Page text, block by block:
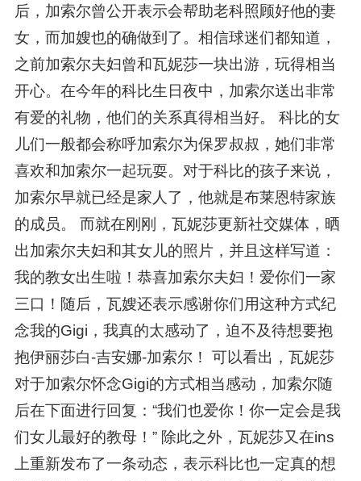
后，加索尔曾公开表示会帮助老科照顾好他的妻
女，而加嫂也的确做到了。相信球迷们都知道，
之前加索尔夫妇曾和瓦妮莎一块出游，玩得相当
开心。在今年的科比生日夜中，加索尔送出非常
有爱的礼物，他们的关系真得相当好。 科比的女
儿们一般都会称呼加索尔为保罗叔叔，她们非常
喜欢和加索尔一起玩耍。对于科比的孩子来说，
加索尔早就已经是家人了，他就是布莱恩特家族
的成员。 而就在刚刚，瓦妮莎更新社交媒体，晒
出加索尔夫妇和其女儿的照片，并且这样写道：
我的教女出生啦！恭喜加索尔夫妇！爱你们一家
三口！随后，瓦嫂还表示感谢你们用这种方式纪
念我的Gigi，我真的太感动了，迫不及待想要抱
抱伊丽莎白-吉安娜-加索尔！ 可以看出，瓦妮莎
对于加索尔怀念Gigi的方式相当感动，加索尔随
后在下面进行回复：“我们也爱你！你一定会是我
们女儿最好的教母！” 除此之外，瓦妮莎又在ins
上重新发布了一条动态，表示科比也一定真的想